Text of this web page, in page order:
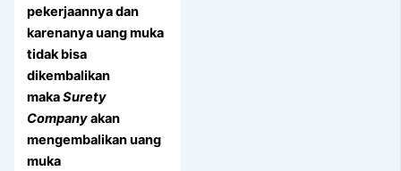
pekerjaannya dan
karenanya uang muka
tidak bisa
dikembalikan
makaSurety
Companyakan
mengembalikan uang
muka